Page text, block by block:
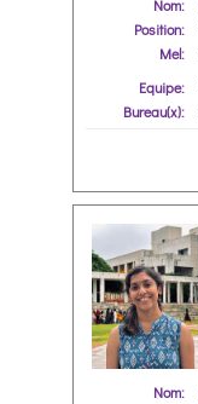
Nom:
Position:
Mel:
Equipe:
Bureau(x):
Nom: